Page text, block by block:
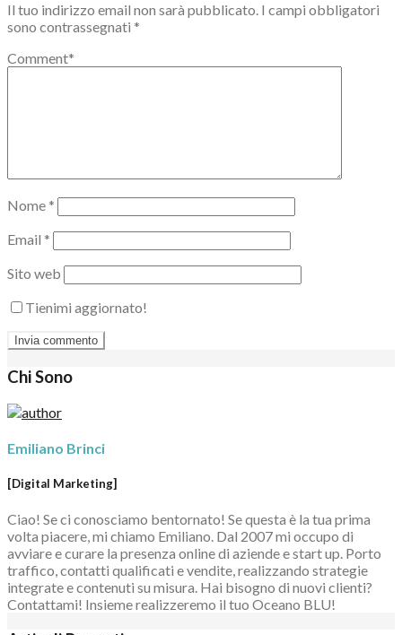
Il tuo indirizzo email non sarà pubblicato. I campi obbligatori
sono contrassegnati *
Comment*
Nome *
Email *
Sito web
Tienimi aggiornato!
Chi Sono
Emiliano Brinci
[Digital Marketing]
Ciao! Se ci conosciamo bentornato! Se questa è la tua prima
volta piacere, mi chiamo Emiliano. Dal 2007 mi occupo di
avviare e curare la presenza online di aziende e start up. Porto
traffico, contatti qualificati e vendite, realizzando strategie
integrate e contenuti su misura. Hai bisogno di nuovi clienti?
Contattami! Insieme realizzeremo il tuo Oceano BLU!